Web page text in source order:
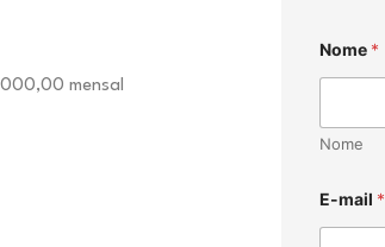
mensal
Nome *
Nome
E-mail *